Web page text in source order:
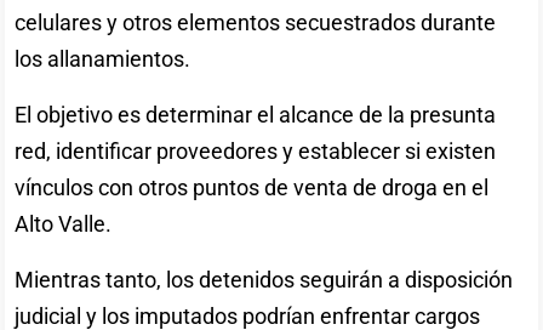
celulares y otros elementos secuestrados durante
los allanamientos.
El objetivo es determinar el alcance de la presunta
red, identificar proveedores y establecer si existen
vínculos con otros puntos de venta de droga en el
Alto Valle.
Mientras tanto, los detenidos seguirán a disposición
judicial y los imputados podrían enfrentar cargos